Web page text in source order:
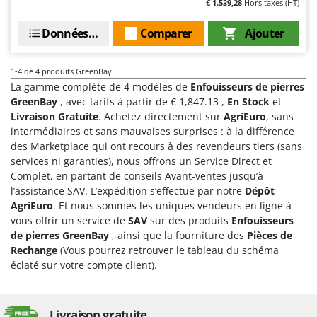
Gyrobroyeurs à lame pour tracteur
H
Haches - Cognées et Hachettes
Hachoirs à viande
Herses à Dents
Herses Rotatives
L
Lames à neige
Lames niveleuses pour tracteur
Lave-vitres
Lieuses électriques pour vignes
M
EcoFlow
Effeuno
Einhell
Elegen
Energy Gruppi
Enotecnica Pillan
Eschenfelder
EuroMech
Eurosystems
F
FAC
Famag
€ 1.539,28 Hors taxes (HT)
Ajouter
Comparer
Données techniques
1-4 de 4 produits GreenBay
La gamme complète de 4 modèles de Enfouisseurs de pierres
GreenBay , avec tarifs à partir de € 1,847.13 , En Stock et
Livraison Gratuite. Achetez directement sur AgriEuro, sans
intermédiaires et sans mauvaises surprises : à la différence
des Marketplace qui ont recours à des revendeurs tiers (sans
services ni garanties), nous offrons un Service Direct et
Complet, en partant de conseils Avant-ventes jusqu’à
l’assistance SAV. L’expédition s’effectue par notre Dépôt
AgriEuro. Et nous sommes les uniques vendeurs en ligne à
vous offrir un service de SAV sur des produits Enfouisseurs
de pierres GreenBay , ainsi que la fourniture des Pièces de
Rechange (Vous pourrez retrouver le tableau du schéma
éclaté sur votre compte client).